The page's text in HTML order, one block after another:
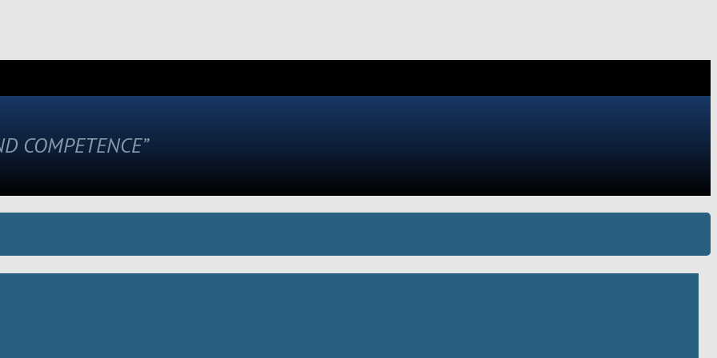
COMPETENCE”